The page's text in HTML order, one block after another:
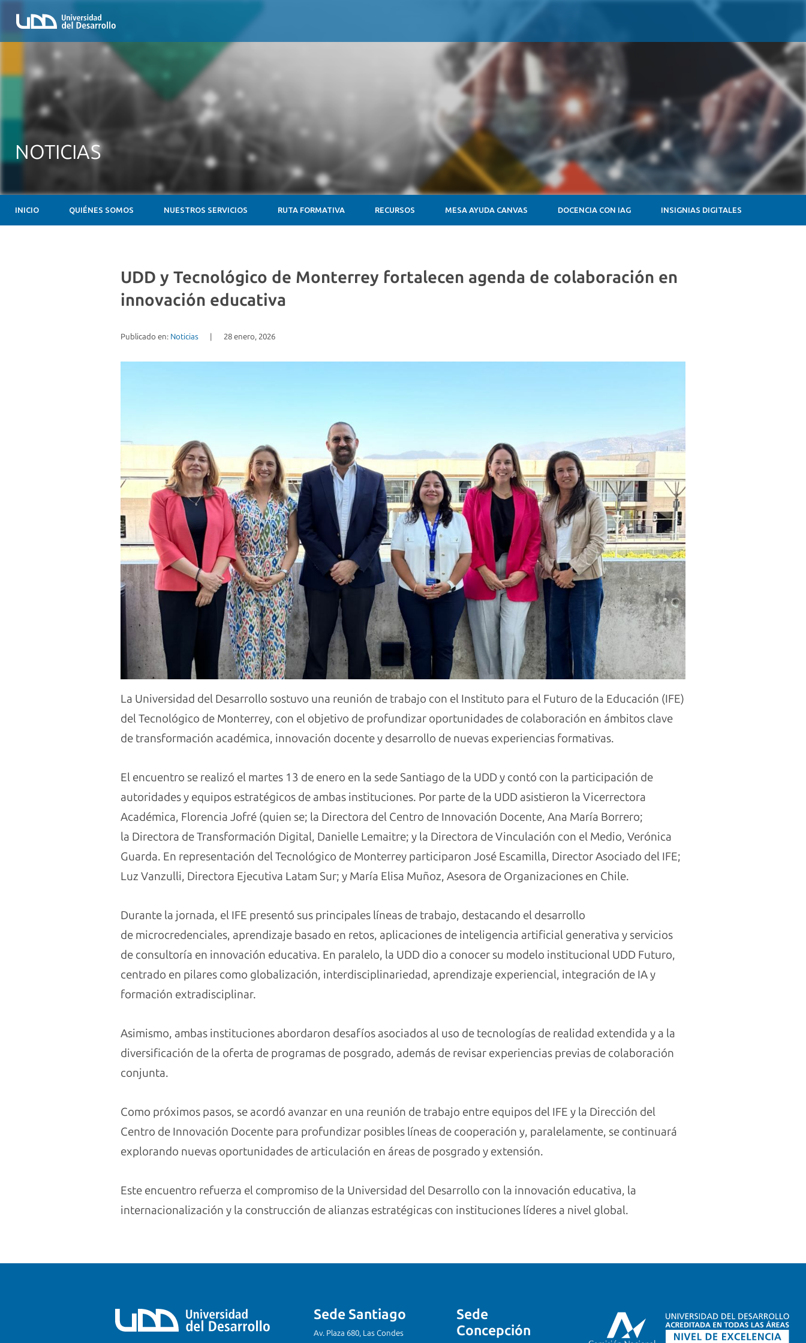
NOTICIAS
INICIO QUIÉNES SOMOS NUESTROS SERVICIOS RUTA FORMATIVA RECURSOS MESA AYUDA CANVAS DOCENCIA CON IAG INSIGNIAS DIGITALES
UDD y Tecnológico de Monterrey fortalecen agenda de colaboración en
innovación educativa
Publicado en: Noticias 28 enero, 2026
La Universidad del Desarrollo sostuvo una reunión de trabajo con el Instituto para el Futuro de la Educación (IFE)
del Tecnológico de Monterrey, con el objetivo de profundizar oportunidades de colaboración en ámbitos clave
de transformación académica, innovación docente y desarrollo de nuevas experiencias formativas.
El encuentro se realizó el martes 13 de enero en la sede Santiago de la UDD y contó con la participación de
autoridades y equipos estratégicos de ambas instituciones. Por parte de la UDD asistieron la Vicerrectora
Académica, Florencia Jofré (quien se; la Directora del Centro de Innovación Docente, Ana María Borrero;
la Directora de Transformación Digital, Danielle Lemaitre; y la Directora de Vinculación con el Medio, Verónica
Guarda. En representación del Tecnológico de Monterrey participaron José Escamilla, Director Asociado del IFE;
Luz Vanzulli, Directora Ejecutiva Latam Sur; y María Elisa Muñoz, Asesora de Organizaciones en Chile.
Durante la jornada, el IFE presentó sus principales líneas de trabajo, destacando el desarrollo
de microcredenciales, aprendizaje basado en retos, aplicaciones de inteligencia artificial generativa y servicios
de consultoría en innovación educativa. En paralelo, la UDD dio a conocer su modelo institucional UDD Futuro,
centrado en pilares como globalización, interdisciplinariedad, aprendizaje experiencial, integración de IA y
formación extradisciplinar.
Asimismo, ambas instituciones abordaron desafíos asociados al uso de tecnologías de realidad extendida y a la
diversificación de la oferta de programas de posgrado, además de revisar experiencias previas de colaboración
conjunta.
Como próximos pasos, se acordó avanzar en una reunión de trabajo entre equipos del IFE y la Dirección del
Centro de Innovación Docente para profundizar posibles líneas de cooperación y, paralelamente, se continuará
explorando nuevas oportunidades de articulación en áreas de posgrado y extensión.
Este encuentro refuerza el compromiso de la Universidad del Desarrollo con la innovación educativa, la
internacionalización y la construcción de alianzas estratégicas con instituciones líderes a nivel global.
Sede Santiago
Av. Plaza 680, Las Condes
Sede
Concepción